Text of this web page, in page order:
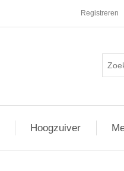
Registreren
Hoogzuiver